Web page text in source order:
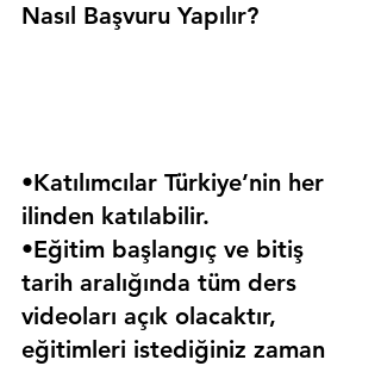
Nasıl Başvuru Yapılır?
•Katılımcılar Türkiye’nin her
ilinden katılabilir.
•Eğitim başlangıç ve bitiş
tarih aralığında tüm ders
videoları açık olacaktır,
eğitimleri istediğiniz zaman